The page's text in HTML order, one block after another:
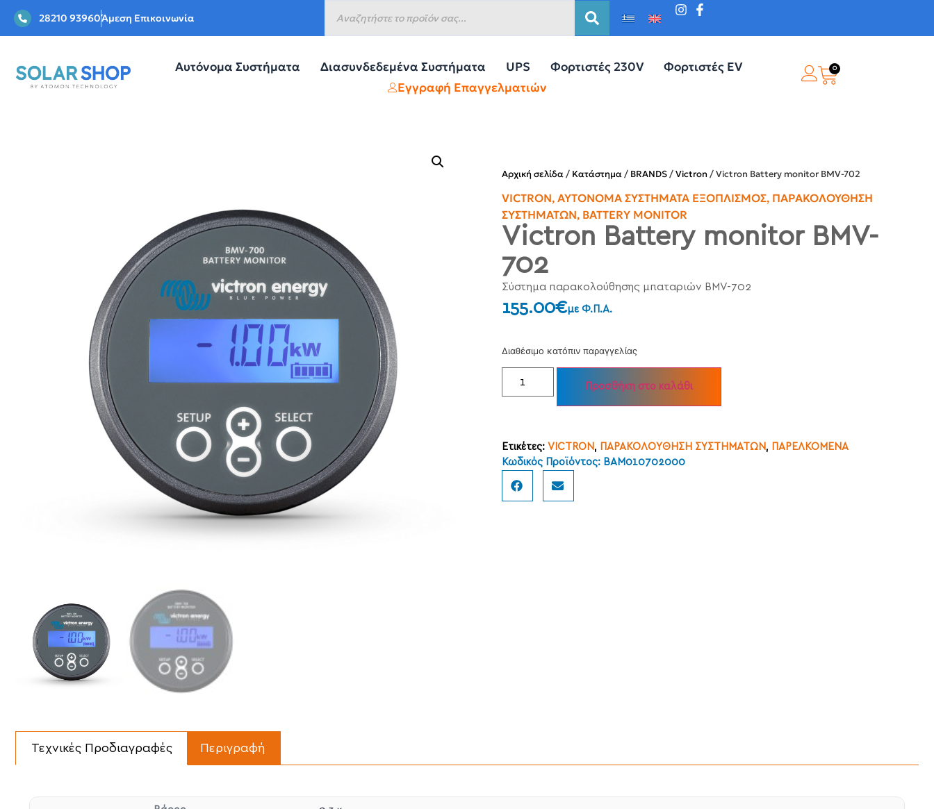
28210 93960Άμεση Επικοινωνία
Αυτόνομα Συστήματα Διασυνδεδεμένα Συστήματα UPS Φορτιστές 230V
Φορτιστές EV
Εγγραφή Επαγγελματιών
0
Αρχική σελίδα/ Κατάστημα/ BRANDS/Victron / Victron Battery monitor BMV-702
VICTRON, ΑΥΤΌΝΟΜΑ ΣΥΣΤΉΜΑΤΑ ΕΞΟΠΛΙΣΜΌΣ, ΠΑΡΑΚΟΛΟΎΘΗΣΗ
ΣΥΣΤΗΜΆΤΩΝ, BATTERY MONITOR
Victron Battery monitor BMV-
702
Σύστημα παρακολούθησης μπαταριών BMV-702
155.00€με Φ.Π.Α.
Διαθέσιμο κατόπιν παραγγελίας
Προσθήκη στο καλάθι
Ετικέτες: VICTRON, ΠΑΡΑΚΟΛΟΥΘΗΣΗ ΣΥΣΤΗΜΑΤΩΝ, ΠΑΡΕΛΚΟΜΕΝΑ
Κωδικός Προϊόντος: BAM010702000
Περιγραφή
Τεχνικές Προδιαγραφές